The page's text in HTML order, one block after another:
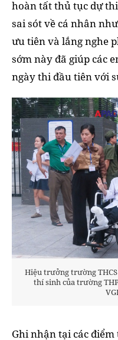
hoàn tất thủ tục dự
sai sót về cá nhân
ưu tiên và lắng nghe
sớm này đã giúp các
ngày thi đầu tiên với
Hiệu trưởng trường
thí sinh của trường
Ghi nhận tại các